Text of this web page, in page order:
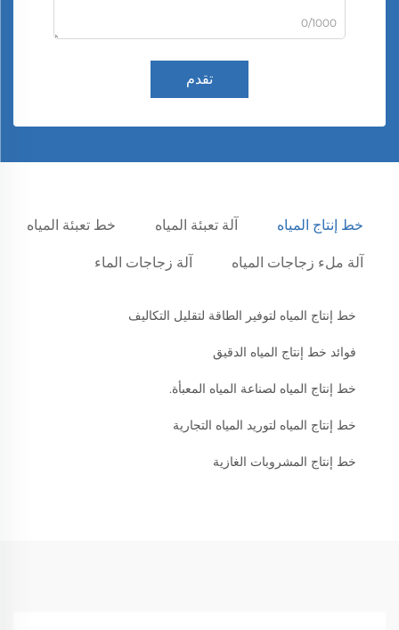
0/1000
تقدم
خط إنتاج المياه آلة تعبئة المياه خط تعبئة المياه
آلة ملء زجاجات المياه آلة زجاجات الماء
خط إنتاج المياه لتوفير الطاقة لتقليل التكاليف
فوائد خط إنتاج المياه الدقيق
خط إنتاج المياه لصناعة المياه المعبأة.
خط إنتاج المياه لتوريد المياه التجارية
خط إنتاج المشروبات الغازية